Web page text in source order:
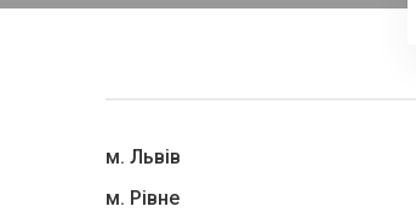
м. Львів
м. Рівне